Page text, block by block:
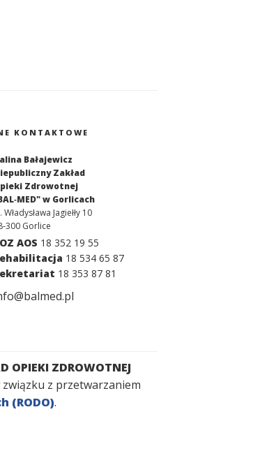
KONTAKTOWE
Bałajewicz
Zakład
Zdrowotnej
w Gorlicach
Władysława Jagiełły 10
Gorlice
AOS 18 352 19 55
18 534 65 87
18 353 87 81
@balmed.pl
OPIEKI ZDROWOTNEJ
związku z przetwarzaniem
(RODO).